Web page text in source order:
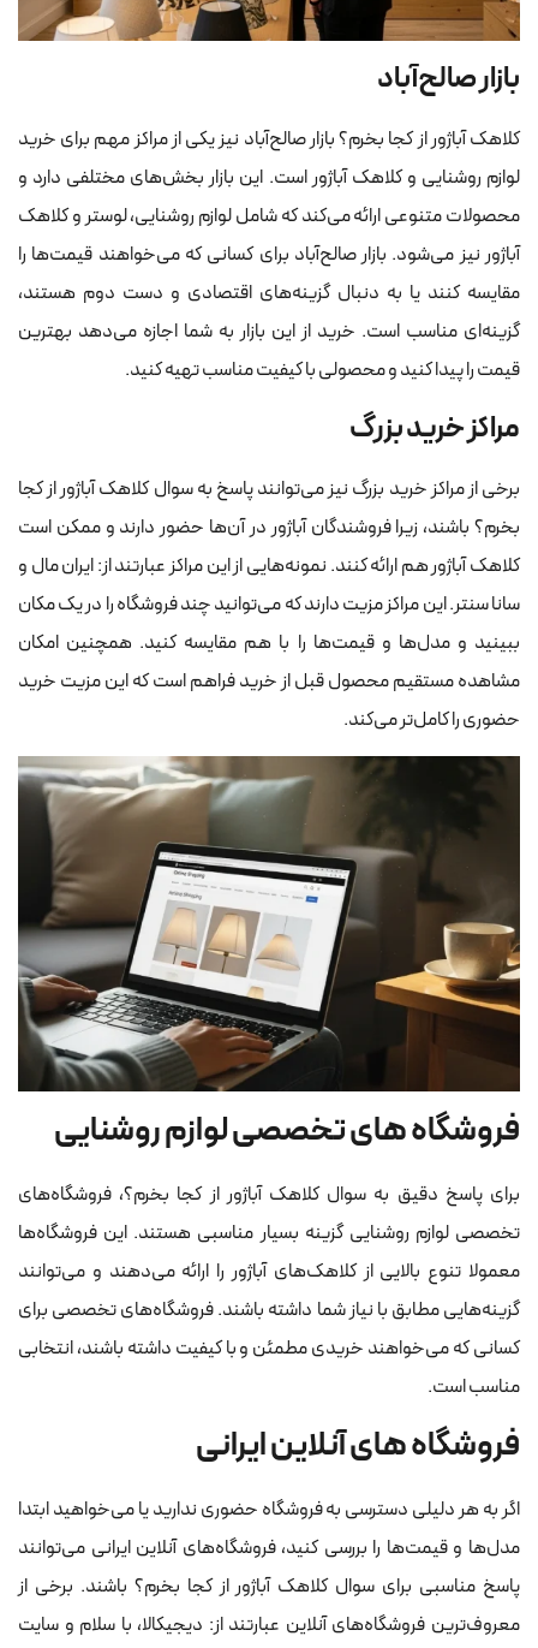
بازار صالح‌آباد
کلاهک آباژور از کجا بخرم؟ بازار صالح‌آباد نیز یکی از مراکز مهم برای خرید
لوازم روشنایی و کلاهک آباژور است. این بازار بخش‌های مختلفی دارد و
محصولات متنوعی ارائه می‌کند که شامل لوازم روشنایی، لوستر و کلاهک
آباژور نیز می‌شود. بازار صالح‌آباد برای کسانی که می‌خواهند قیمت‌ها را
مقایسه کنند یا به دنبال گزینه‌های اقتصادی و دست دوم هستند،
گزینه‌ای مناسب است. خرید از این بازار به شما اجازه می‌دهد بهترین
قیمت را پیدا کنید و محصولی با کیفیت مناسب تهیه کنید.
مراکز خرید بزرگ
برخی از مراکز خرید بزرگ نیز می‌توانند پاسخ به سوال کلاهک آباژور از کجا
بخرم؟ باشند، زیرا فروشندگان آباژور در آن‌ها حضور دارند و ممکن است
کلاهک آباژور هم ارائه کنند. نمونه‌هایی از این مراکز عبارتند از: ایران مال و
سانا سنتر. این مراکز مزیت دارند که می‌توانید چند فروشگاه را در یک مکان
ببینید و مدل‌ها و قیمت‌ها را با هم مقایسه کنید. همچنین امکان
مشاهده مستقیم محصول قبل از خرید فراهم است که این مزیت خرید
حضوری را کامل‌تر می‌کند.
فروشگاه های تخصصی لوازم روشنایی
برای پاسخ دقیق به سوال کلاهک آباژور از کجا بخرم؟، فروشگاه‌های
تخصصی لوازم روشنایی گزینه بسیار مناسبی هستند. این فروشگاه‌ها
معمولا تنوع بالایی از کلاهک‌های آباژور را ارائه می‌دهند و می‌توانند
گزینه‌هایی مطابق با نیاز شما داشته باشند. فروشگاه‌های تخصصی برای
کسانی که می‌خواهند خریدی مطمئن و با کیفیت داشته باشند، انتخابی
مناسب است.
فروشگاه های آنلاین ایرانی
اگر به هر دلیلی دسترسی به فروشگاه حضوری ندارید یا می‌خواهید ابتدا
مدل‌ها و قیمت‌ها را بررسی کنید، فروشگاه‌های آنلاین ایرانی می‌توانند
پاسخ مناسبی برای سوال کلاهک آباژور از کجا بخرم؟ باشند. برخی از
معروف‌ترین فروشگاه‌های آنلاین عبارتند از: دیجیکالا، با سلام و سایت